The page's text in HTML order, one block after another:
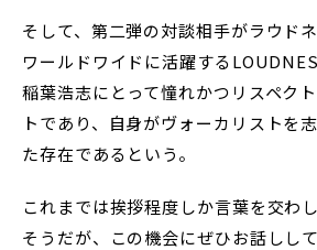
そして、第二弾の対談相手がラウド
ワールドワイドに活躍する
稲葉浩志にとって憧れかつリスペク
トであり、自身がヴォーカリストを
た存在であるという。
これまでは挨拶程度しか言葉を交わ
そうだが、この機会にぜひお話しし